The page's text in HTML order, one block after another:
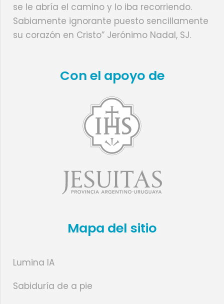
se le abría el camino y lo iba recorriendo.
Sabiamente ignorante puesto sencillamente
su corazón en Cristo” Jerónimo Nadal, SJ.
Con el apoyo de
Mapa del sitio
Lumina IA
Sabiduría de a pie